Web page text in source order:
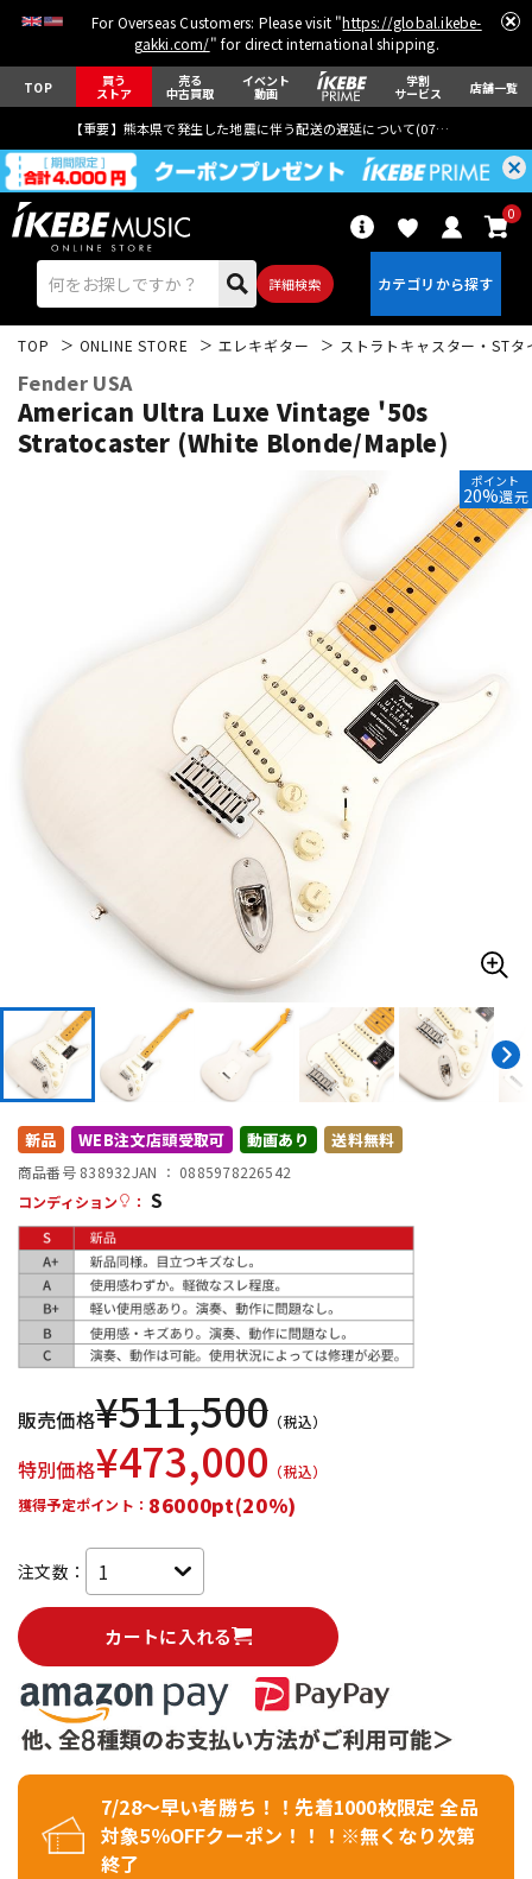
For Overseas Customers: Please visit "https://global.ikebe-
gakki.com/" for direct international shipping.
TOP 買う
ストア
売る
中古買取
イベント
動画
学割
サービス 店舗一覧
【重要】熊本県で発生した地震に伴う配送の遅延について(07月29日
詳細検索
0
アコギ/エレアコ
ウクレレ
パーカッション
電子ピアノ
その他楽器
アンプ
DTM オンライン納品 レコーディング機器
配信/ライブ機器
中古 ヴィンテージ
TOP ONLINE STORE エレキギター ストラトキャスター・STタ
Fender USA
American Ultra Luxe Vintage '50s
Stratocaster (White Blonde/Maple)
ポイント
20%還元
新品 WEB注文店頭受取可 動画あり 送料無料
商品番号 838932JAN ： 0885978226542
コンディション
： S
販売価格¥511,500 （税込）
特別価格¥473,000 （税込）
獲得予定ポイント： 86000pt(20%)
注文数：
カートに入れる
7/28～早い者勝ち！！先着1000枚限定 全品
対象5％OFFクーポン！！！※無くなり次第
終了